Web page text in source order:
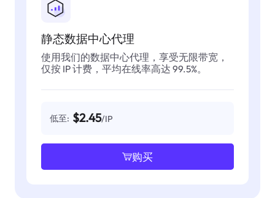
静态数据中心代理
使用我们的数据中心代理，享受无限带宽，
仅按 IP 计费，平均在线率高达 99.5%。
低至: $2.45/IP
购买